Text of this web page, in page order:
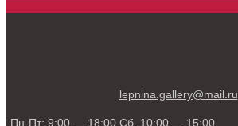
lepnina.gallery@mail.ru
Пн-Пт: 9:00 — 18:00 Сб. 10:00 — 15:00